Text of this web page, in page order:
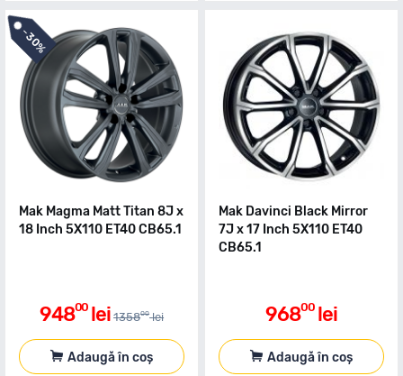
-30%
Mak Magma Matt Titan 8J x
18 Inch 5X110 ET40 CB65.1
94800 lei 135800 lei
Adaugă în coș
Mak Davinci Black Mirror
7J x 17 Inch 5X110 ET40
CB65.1
96800 lei
Adaugă în coș